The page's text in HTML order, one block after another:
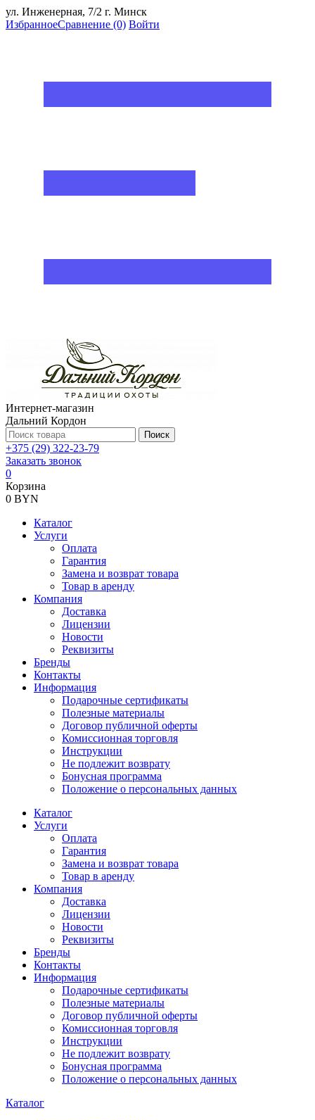
ул. Инженерная, 7/2 г. Минск
ИзбранноеСравнение (0) Войти
Интернет-магазин
Дальний Кордон
Поиск
+375 (29) 322-23-79
Заказать звонок
0
Корзина
0 BYN
Каталог
Услуги
Оплата
Гарантия
Замена и возврат товара
Товар в аренду
Компания
Доставка
Лицензии
Новости
Реквизиты
Бренды
Контакты
Информация
Подарочные сертификаты
Полезные материалы
Договор публичной оферты
Комиссионная торговля
Инструкции
Не подлежит возврату
Бонусная программа
Положение о персональных данных
Каталог
Услуги
Оплата
Гарантия
Замена и возврат товара
Товар в аренду
Компания
Доставка
Лицензии
Новости
Реквизиты
Бренды
Контакты
Информация
Подарочные сертификаты
Полезные материалы
Договор публичной оферты
Комиссионная торговля
Инструкции
Не подлежит возврату
Бонусная программа
Положение о персональных данных
Каталог